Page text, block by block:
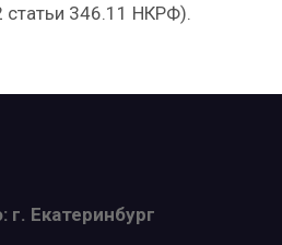
статьи 346.11 НКРФ).
Екатеринбург